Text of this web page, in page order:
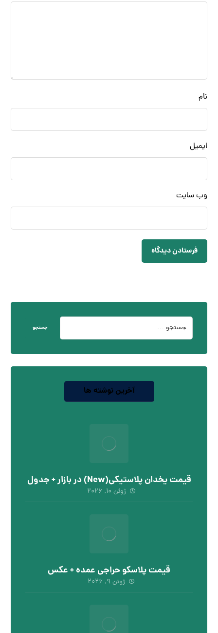
نام
ایمیل
وب‌ سایت
فرستادن دیدگاه
جستجو
آخرین نوشته ها
قیمت یخدان پلاستیکی(New) در بازار + جدول
ژوئن ۱۰, ۲۰۲۶
قیمت پلاسکو حراجی عمده + عکس
ژوئن ۹, ۲۰۲۶